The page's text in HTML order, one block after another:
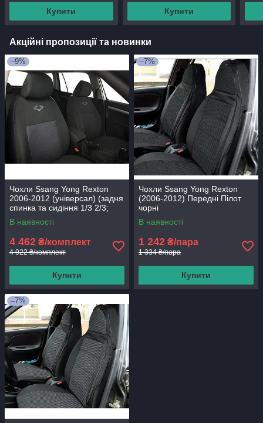
Купити Купити
Акційні пропозиції та новинки
–9%
Чохли Ssang Yong Rexton
2006-2012 (універсал) (задня
спинка та сидіння 1/3 2/3;
задній підлокітник; 4
В наявності
4 462 ₴/комплект
4 922 ₴/комплект
Купити
–7%
Чохли Ssang Yong Rexton
(2006-2012) Передні Пілот
чорні
В наявності
1 242 ₴/пара
1 334 ₴/пара
Купити
–7%